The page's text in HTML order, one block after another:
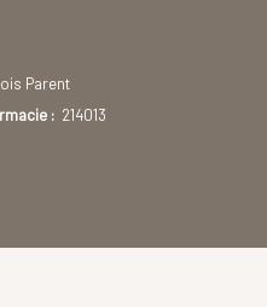
Parent
:214013